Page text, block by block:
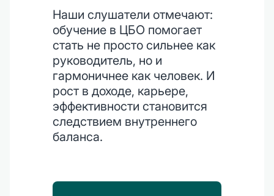
Наши слушатели отмечают:
обучение в ЦБО помогает
стать не просто сильнее как
руководитель, но и
гармоничнее как человек. И
рост в доходе, карьере,
эффективности становится
следствием внутреннего
баланса.